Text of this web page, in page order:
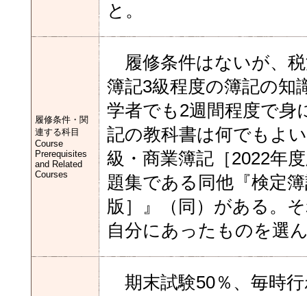
と。
履修条件・関
連する科目
Course
Prerequisites
and Related
Courses
履修条件はないが、
簿記3級程度の簿記の知
学者でも2週間程度で
記の教科書は何でもよ
級・商業簿記［2022年
題集である同他『検定
版］』（同）がある。
自分にあったものを選
期末試験50％、毎時